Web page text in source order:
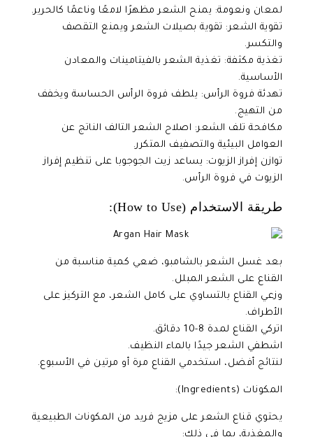
لمعان ونعومة: يمنح الشعر مظهرًا لامعًا وناعمًا كالحرير.
تقوية الشعر: تقوية بصيلات الشعر ويمنع التقصف
والتكسر.
تغذية مكثفة: تغذية الشعر بالفيتامينات والمعادن
الأساسية.
تهدئة فروة الرأس: يلطف فروة الرأس الحساسة ويخفف
من التهيج.
مكافحة تلف الشعر: اصلاح الشعر التالف الناتج عن
العوامل البيئية والتصفيف المتكرر.
توازن إفراز الزيوت: يساعد زيت الجوجوبا على تنظيم إفراز
الزيوت في فروة الرأس.
طريقة الاستخدام (How to Use):
بعد غسل الشعر بالشامبو، ضعي كمية مناسبة من
القناع على الشعر المبلل.
وزعي القناع بالتساوي على كامل الشعر، مع التركيز على
الأطراف.
اتركي القناع لمدة 8-10 دقائق.
اشطفي الشعر جيدًا بالماء النظيف.
لنتائج أفضل، استخدمي القناع مرة أو مرتين في الأسبوع.
المكونات (Ingredients):
يحتوي قناع الشعر على مزيج فريد من المكونات الطبيعية
والمغذية، بما في ذلك: